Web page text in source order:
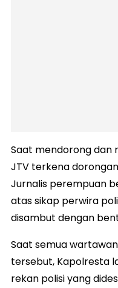
Saat mendorong dan
JTV terkena
Jurnalis perempuan
atas sikap perwira
disambut dengan
Saat semua
tersebut, Kapolresta
rekan polisi yang